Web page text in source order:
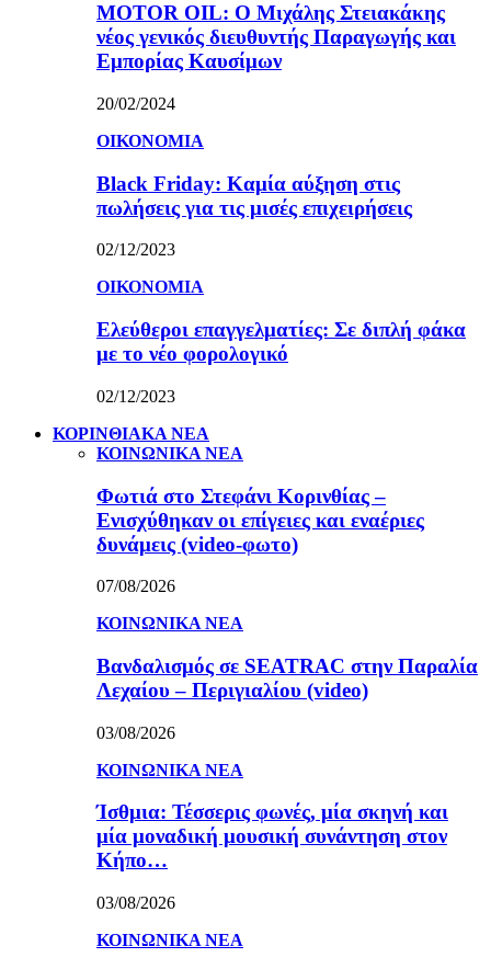
MOTOR OIL: Ο Μιχάλης Στειακάκης
νέος γενικός διευθυντής Παραγωγής και
Εμπορίας Καυσίμων
20/02/2024
ΟΙΚΟΝΟΜΙΑ
Black Friday: Καμία αύξηση στις
πωλήσεις για τις μισές επιχειρήσεις
02/12/2023
ΟΙΚΟΝΟΜΙΑ
Ελεύθεροι επαγγελματίες: Σε διπλή φάκα
με το νέο φορολογικό
02/12/2023
ΚΟΡΙΝΘΙΑΚΑ ΝΕΑ
ΚΟΙΝΩΝΙΚΑ ΝΕΑ
Φωτιά στο Στεφάνι Κορινθίας –
Ενισχύθηκαν οι επίγειες και εναέριες
δυνάμεις (video-φωτο)
07/08/2026
ΚΟΙΝΩΝΙΚΑ ΝΕΑ
Βανδαλισμός σε SEATRAC στην Παραλία
Λεχαίου – Περιγιαλίου (video)
03/08/2026
ΚΟΙΝΩΝΙΚΑ ΝΕΑ
Ίσθμια: Τέσσερις φωνές, μία σκηνή και
μία μοναδική μουσική συνάντηση στον
Κήπο…
03/08/2026
ΚΟΙΝΩΝΙΚΑ ΝΕΑ